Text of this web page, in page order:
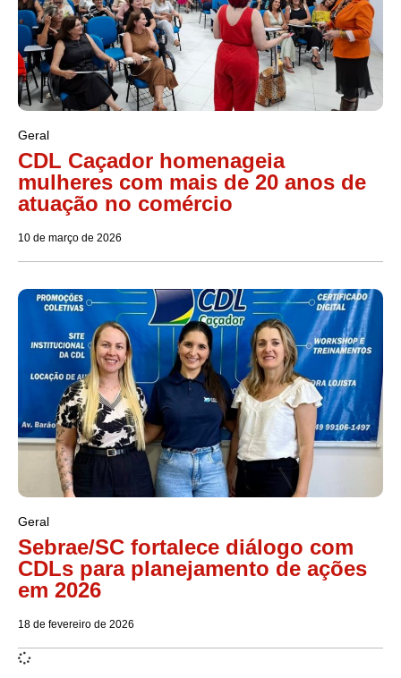
Geral
CDL Caçador homenageia
mulheres com mais de 20 anos de
atuação no comércio
10 de março de 2026
Geral
Sebrae/SC fortalece diálogo com
CDLs para planejamento de ações
em 2026
18 de fevereiro de 2026